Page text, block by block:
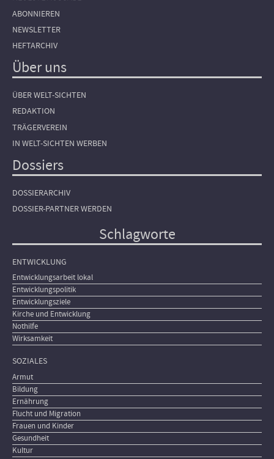
ABONNIEREN
NEWSLETTER
HEFTARCHIV
Über uns
ÜBER WELT-SICHTEN
REDAKTION
TRÄGERVEREIN
IN WELT-SICHTEN WERBEN
Dossiers
DOSSIERARCHIV
DOSSIER-PARTNER WERDEN
Schlagworte
ENTWICKLUNG
Entwicklungsarbeit lokal
Entwicklungspolitik
Entwicklungsziele
Kirche und Entwicklung
Nothilfe
Wirksamkeit
SOZIALES
Armut
Bildung
Ernährung
Flucht und Migration
Frauen und Kinder
Gesundheit
Kultur